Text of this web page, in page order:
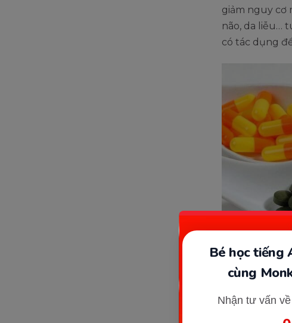
Bé học tiếng
cùng
Nhận tư vấn
giảm nguy cơ
não, da liễu…
có tác dụng